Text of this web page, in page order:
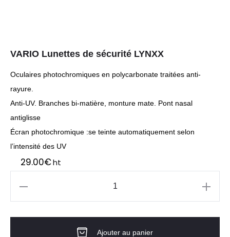
VARIO Lunettes de sécurité LYNXX
Oculaires photochromiques en polycarbonate traitées anti-
rayure.
Anti-UV. Branches bi-matière, monture mate. Pont nasal
antiglisse
Écran photochromique :se teinte automatiquement selon
l’intensité des UV
29.00€ht
Ajouter au panier